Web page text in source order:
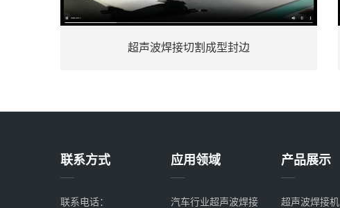
超声波焊接塑料件水口切割应用mp4
联系方式
联系电话：
应用领域
汽车行业超声波焊接
产品展示
超声波焊接机